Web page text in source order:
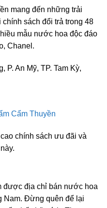
mang đến những trải
sách đổi trả trong 48
mẫu nước hoa độc đáo
Chanel.
P. An Mỹ, TP. Tam Kỳ,
Cẩm Thuyền
chính sách ưu đãi và
được địa chỉ bán nước hoa
Nam. Đừng quên để lại